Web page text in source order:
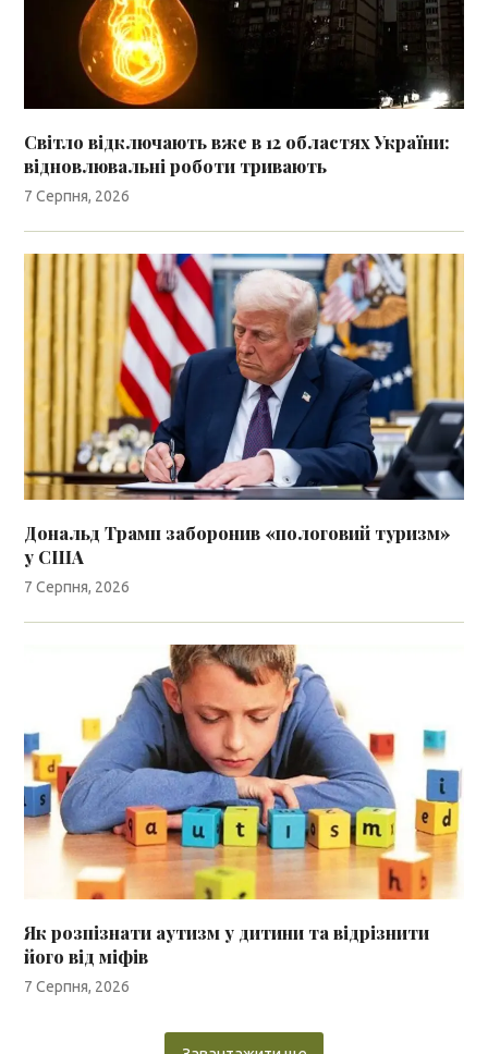
Світло відключають вже в 12 областях України:
відновлювальні роботи тривають
7 Серпня, 2026
Дональд Трамп заборонив «пологовий туризм»
у США
7 Серпня, 2026
Як розпізнати аутизм у дитини та відрізнити
його від міфів
7 Серпня, 2026